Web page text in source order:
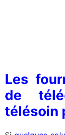
Les
de
télésoin